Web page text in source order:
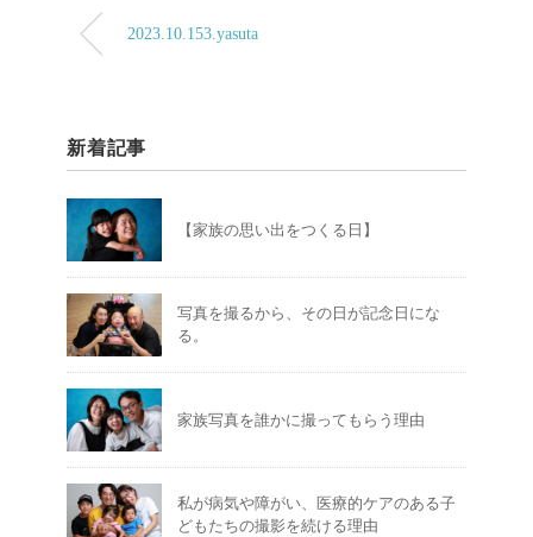
2023.10.153.yasuta
新着記事
【家族の思い出をつくる日】
写真を撮るから、その日が記念日にな
る。
家族写真を誰かに撮ってもらう理由
私が病気や障がい、医療的ケアのある子
どもたちの撮影を続ける理由